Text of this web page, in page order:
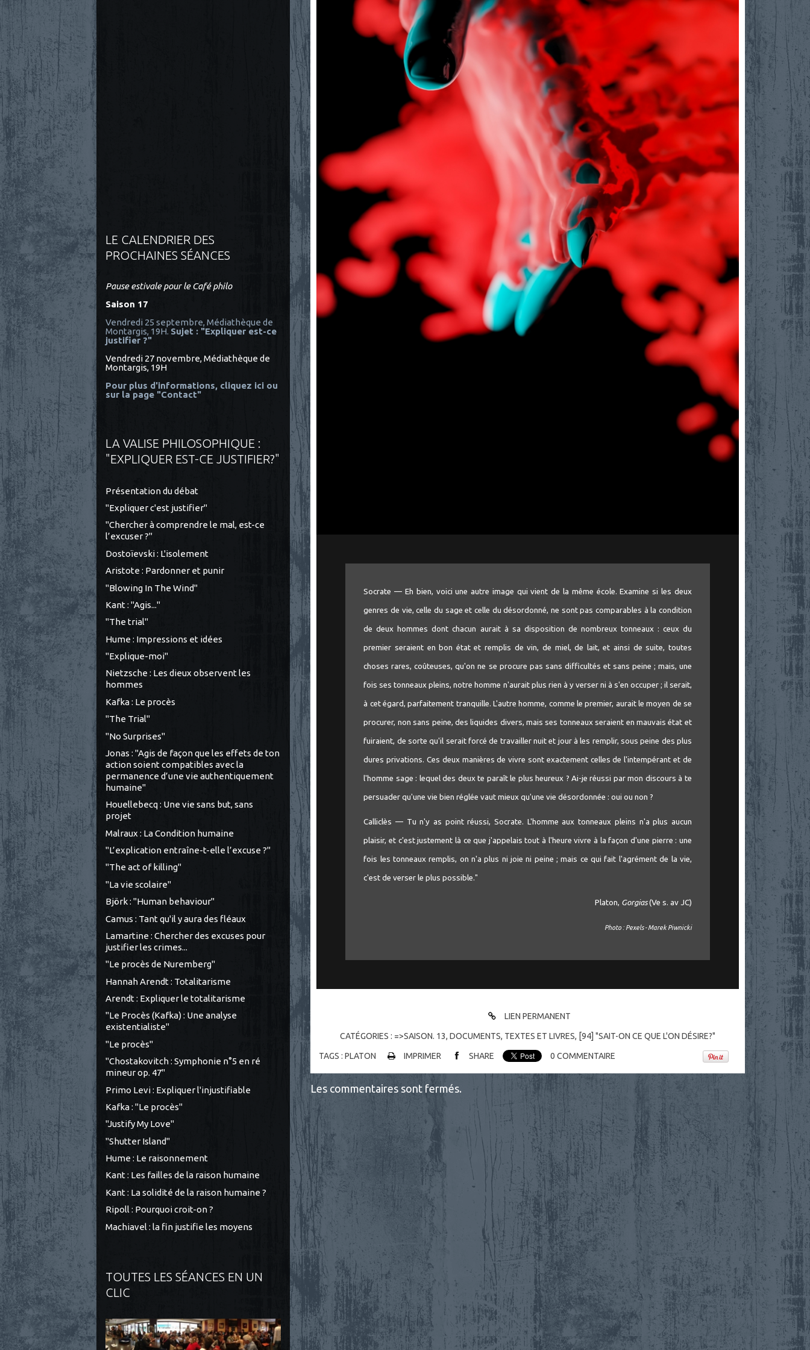
LE CALENDRIER DES
PROCHAINES SÉANCES
Pause estivale pour le Café philo
Saison 17
Vendredi 25 septembre, Médiathèque de
Montargis, 19H. Sujet : "Expliquer est-ce
justifier ?"
Vendredi 27 novembre, Médiathèque de
Montargis, 19H
Pour plus d'informations, cliquez ici ou
sur la page "Contact"
LA VALISE PHILOSOPHIQUE :
"EXPLIQUER EST-CE JUSTIFIER?"
Présentation du débat
"Expliquer c'est justifier"
"Chercher à comprendre le mal, est-ce
l’excuser ?"
Dostoïevski : L'isolement
Aristote : Pardonner et punir
"Blowing In The Wind"
Kant : "Agis..."
"The trial"
Hume : Impressions et idées
"Explique-moi"
Nietzsche : Les dieux observent les
hommes
Kafka : Le procès
"The Trial"
"No Surprises"
Jonas : "Agis de façon que les effets de ton
action soient compatibles avec la
permanence d’une vie authentiquement
humaine"
Houellebecq : Une vie sans but, sans
projet
Malraux : La Condition humaine
"L’explication entraîne-t-elle l’excuse ?"
"The act of killing"
"La vie scolaire"
Björk : "Human behaviour"
Camus : Tant qu'il y aura des fléaux
Lamartine : Chercher des excuses pour
justifier les crimes...
"Le procès de Nuremberg"
Hannah Arendt : Totalitarisme
Arendt : Expliquer le totalitarisme
"Le Procès (Kafka) : Une analyse
existentialiste"
"Le procès"
"Chostakovitch : Symphonie n°5 en ré
mineur op. 47"
Primo Levi : Expliquer l'injustifiable
Kafka : "Le procès"
"Justify My Love"
"Shutter Island"
Hume : Le raisonnement
Kant : Les failles de la raison humaine
Kant : La solidité de la raison humaine ?
Ripoll : Pourquoi croit-on ?
Machiavel : la fin justifie les moyens
TOUTES LES SÉANCES EN UN
CLIC
Socrate — Eh bien, voici une autre image qui vient de la même école. Examine si les deux
genres de vie, celle du sage et celle du désordonné, ne sont pas comparables à la condition
de deux hommes dont chacun aurait à sa disposition de nombreux tonneaux : ceux du
premier seraient en bon état et remplis de vin, de miel, de lait, et ainsi de suite, toutes
choses rares, coûteuses, qu'on ne se procure pas sans difficultés et sans peine ; mais, une
fois ses tonneaux pleins, notre homme n'aurait plus rien à y verser ni à s'en occuper ; il serait,
à cet égard, parfaitement tranquille. L'autre homme, comme le premier, aurait le moyen de se
procurer, non sans peine, des liquides divers, mais ses tonneaux seraient en mauvais état et
fuiraient, de sorte qu'il serait forcé de travailler nuit et jour à les remplir, sous peine des plus
dures privations. Ces deux manières de vivre sont exactement celles de l'intempérant et de
l'homme sage : lequel des deux te paraît le plus heureux ? Ai-je réussi par mon discours à te
persuader qu'une vie bien réglée vaut mieux qu'une vie désordonnée : oui ou non ?
Calliclès — Tu n'y as point réussi, Socrate. L'homme aux tonneaux pleins n'a plus aucun
plaisir, et c'est justement là ce que j'appelais tout à l'heure vivre à la façon d'une pierre : une
fois les tonneaux remplis, on n'a plus ni joie ni peine ; mais ce qui fait l'agrément de la vie,
c'est de verser le plus possible."
Platon, Gorgias(Ve s. av JC)
Photo : Pexels - Marek Piwnicki
LIEN PERMANENT
CATÉGORIES : =>SAISON. 13,DOCUMENTS, TEXTES ET LIVRES, [94] "SAIT-ON CE QUE L'ON DÉSIRE?"
TAGS : PLATON IMPRIMER SHARE 0 COMMENTAIRE
Les commentaires sont fermés.